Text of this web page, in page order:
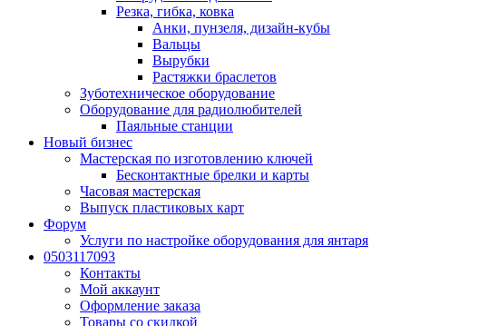
Резка, гибка, ковка
Анки, пунзеля, дизайн-кубы
Вальцы
Вырубки
Растяжки браслетов
Зуботехническое оборудование
Оборудование для радиолюбителей
Паяльные станции
Новый бизнес
Мастерская по изготовлению ключей
Бесконтактные брелки и карты
Часовая мастерская
Выпуск пластиковых карт
Форум
Услуги по настройке оборудования для янтаря
0503117093
Контакты
Мой аккаунт
Оформление заказа
Товары со скидкой